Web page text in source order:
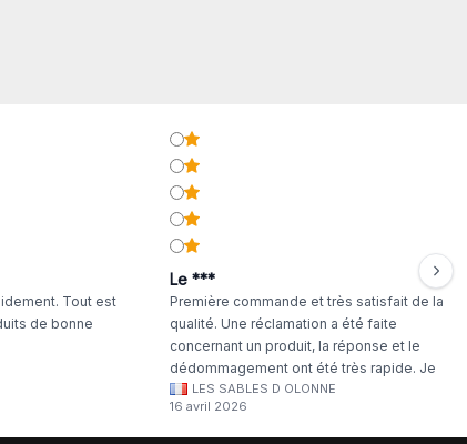
Tout est
de bonne
Le ***
Première commande et très satisfait de la
qualité. Une réclamation a été faite
concernant un produit, la réponse et le
dédommagement ont été très rapide. Je
continuerai à commander chez WA Artisan
!
LES SABLES D OLONNE
16 avril 2026